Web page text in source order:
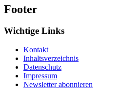
Footer
Wichtige Links
Kontakt
Inhaltsverzeichnis
Datenschutz
Impressum
Newsletter abonnieren